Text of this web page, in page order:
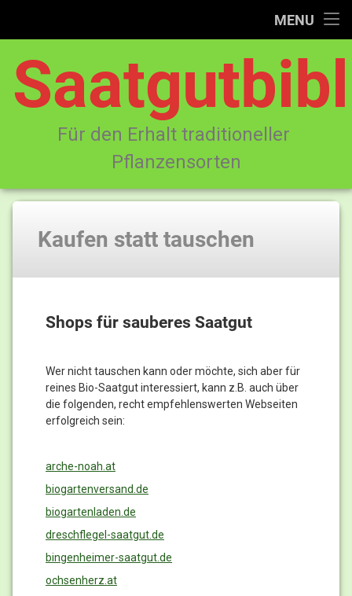
MENU
Kontakt
Impressum Datenschutzerklärung
Für den Erhalt traditioneller
Pflanzensorten
Kaufen statt tauschen
Shops für sauberes Saatgut
Wer nicht tauschen kann oder möchte, sich aber für
reines Bio-Saatgut interessiert, kann z.B. auch über
die folgenden, recht empfehlenswerten Webseiten
erfolgreich sein:
arche-noah.at
biogartenversand.de
biogartenladen.de
dreschflegel-saatgut.de
bingenheimer-saatgut.de
ochsenherz.at